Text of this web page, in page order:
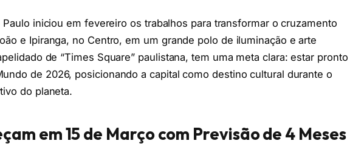
Paulo iniciou em fevereiro os trabalhos para transformar o cruzamento
e Ipiranga, no Centro, em um grande polo de iluminação e arte
de “Times Square” paulistana, tem uma meta clara: estar pronto
de 2026, posicionando a capital como destino cultural durante o
do planeta.
em 15 de Março com Previsão de 4 Meses